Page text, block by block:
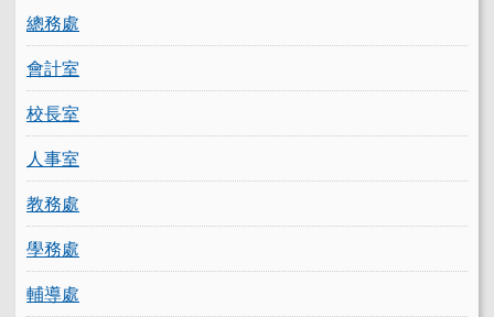
總務處
會計室
校長室
人事室
教務處
學務處
輔導處